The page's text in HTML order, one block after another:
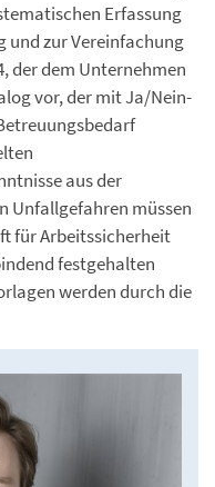
Erfassung
und zur Vereinfachung
der dem Unternehmen
vor, der mit Ja/Nein-
aus der
Unfallgefahren müssen
für Arbeitssicherheit
festgehalten
werden durch die